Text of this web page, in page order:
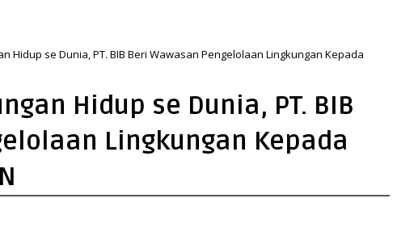
Debu Pelabuhan Bunati
Hidup se Dunia, PT. BIB Beri Wawasan Pengelolaan Lingkungan Kepada
Hidup se Dunia, PT. BIB
Lingkungan Kepada